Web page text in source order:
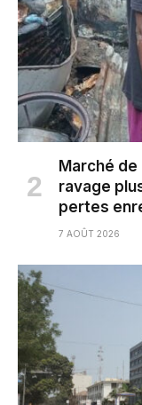
Marché
ravage
pertes
7 AOÛT 2026